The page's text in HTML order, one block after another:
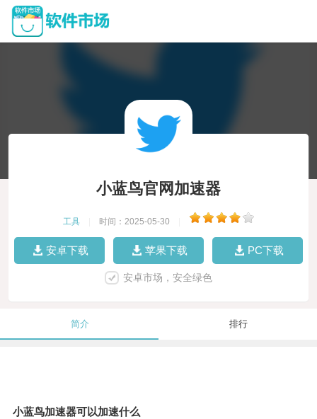
小蓝鸟官网加速器
工具 时间：2025-05-30
安卓下载 苹果下载 PC下载
安卓市场，安全绿色
简介 排行
小蓝鸟加速器可以加速什么